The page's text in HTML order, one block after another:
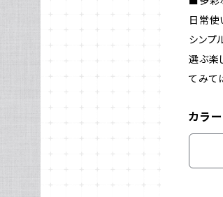
日常使
シンプ
選ぶ楽
てみて
カラー